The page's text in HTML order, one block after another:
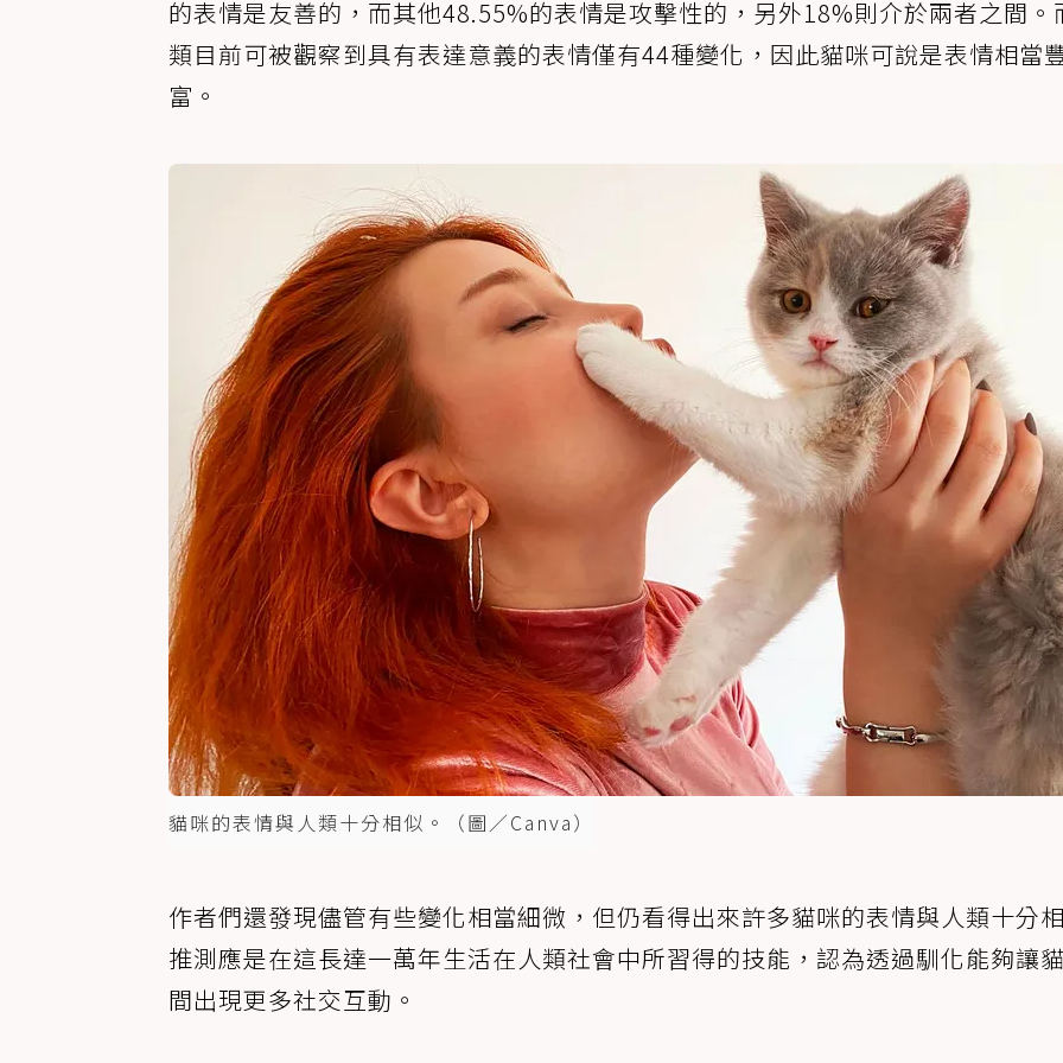
的表情是友善的，而其他48.55%的表情是攻擊性的，另外18%則介於兩者之間。
類目前可被觀察到具有表達意義的表情僅有44種變化，因此貓咪可說是表情相當
富。
貓咪的表情與人類十分相似。（圖／Canva）
作者們還發現儘管有些變化相當細微，但仍看得出來許多貓咪的表情與人類十分
推測應是在這長達一萬年生活在人類社會中所習得的技能，認為透過馴化能夠讓
間出現更多社交互動。